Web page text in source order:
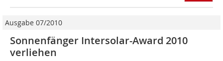
Ausgabe 07/2010
Sonnenfänger Intersolar-Award 2010
verliehen